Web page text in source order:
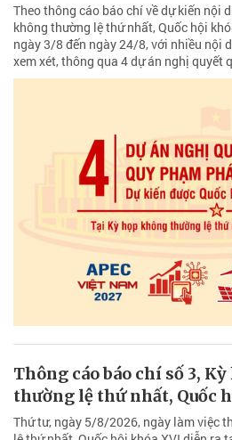
Theo thông cáo báo chí về dự kiến nội
không thường lệ thứ nhất, Quốc hội
ngày 3/8 đến ngày 24/8, với nhiều nội
xem xét, thông qua 4 dự án nghị quyết
Thông cáo báo chí số 3,
thường lệ thứ nhất, Quốc
Thứ tư, ngày 5/8/2026, ngày làm việc